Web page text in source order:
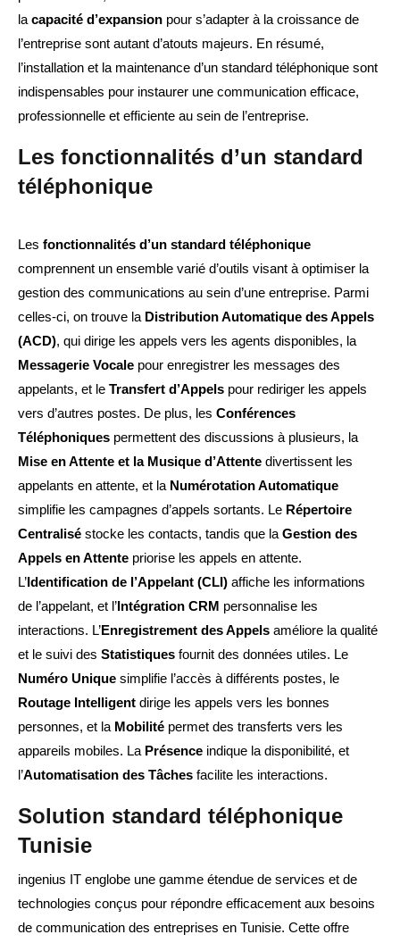
lacapacité d’expansion pour s’adapter à la croissance de
l’entreprise sont autant d’atouts majeurs. En résumé,
l’installation et la maintenance d’un standard téléphonique sont
indispensables pour instaurer une communication efficace,
professionnelle et efficiente au sein de l’entreprise.
Les fonctionnalités d’un standard
téléphonique
Les fonctionnalités d’un standard téléphonique
comprennent un ensemble varié d’outils visant à optimiser la
gestion des communications au sein d’une entreprise. Parmi
celles-ci, on trouve la Distribution Automatique des Appels
(ACD), qui dirige les appels vers les agents disponibles, la
Messagerie Vocale pour enregistrer les messages des
appelants, et le Transfert d’Appels pour rediriger les appels
vers d’autres postes. De plus, les Conférences
Téléphoniques permettent des discussions à plusieurs, la
Mise en Attente et la Musique d’Attente divertissent les
appelants en attente, et la Numérotation Automatique
simplifie les campagnes d’appels sortants. Le Répertoire
Centralisé stocke les contacts, tandis que laGestion des
Appels en Attente priorise les appels en attente.
L’Identification de l’Appelant (CLI) affiche les informations
de l’appelant, et l’Intégration CRM personnalise les
interactions. L’Enregistrement des Appels améliore la qualité
et le suivi des Statistiques fournit des données utiles. Le
Numéro Unique simplifie l’accès à différents postes, le
Routage Intelligent dirige les appels vers les bonnes
personnes, et la Mobilité permet des transferts vers les
appareils mobiles. La Présence indique la disponibilité, et
l’Automatisation des Tâches facilite les interactions.
Solution standard téléphonique
Tunisie
ingenius IT englobe une gamme étendue de services et de
technologies conçus pour répondre efficacement aux besoins
de communication des entreprises en Tunisie. Cette offre